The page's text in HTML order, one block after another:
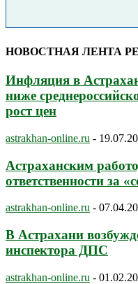
НОВОСТНАЯ ЛЕНТА
Инфляция в
ниже
рост цен
astrakhan-online.ru -
Астраханским
ответственности за
astrakhan-online.ru -
В Астрахани
инспектора ДПС
astrakhan-online.ru -